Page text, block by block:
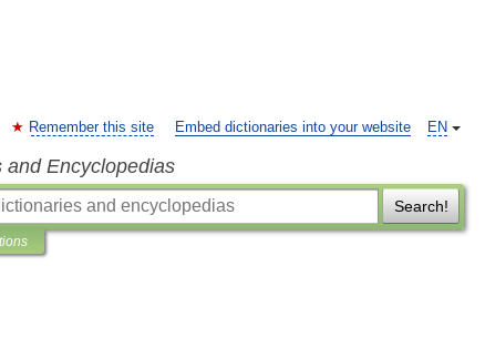
EN
Remember this site Embed dictionaries into your website
and Encyclopedias
Search!